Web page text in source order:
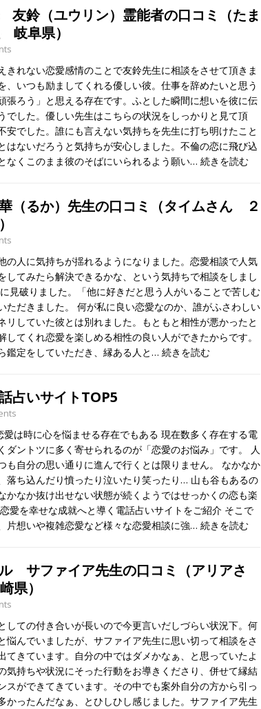
鈴（ユウリン）霊能者の口コミ（たま
阜県）
れない恋愛感情のことで友鈴先生に相談をさせて頂きま
、いつも励ましてくれる優しい彼。仕事を辞めたいと思う
張ろう」と思える存在です。ふとした瞬間に想いを彼に伝
でした。優しい先生はこちらの状況をしっかりと見て頂
安でした。誰にも言えない気持ちを先生に打ち明けたこと
はないだろうと気持ちが安心しました。不倫の恋に飛び込
なくこのまま彼のそばにいられるよう願い… 続きを読む
（るか）先生の口コミ（タイムさん ２
の人に気持ちが揺れるようになりました。恋愛相談で人気
してみたら解決できるかな、という気持ちで相談をしまし
見破りました。「他に好きだと思う人がいることで苦しむ
ただきました。 何が私に良い恋愛なのか、誰がふさわしい
していた彼とは別れました。もともと相性が悪かったと
てくれ恋愛を楽しめる相性の良い人ができたからです。
鑑定をしていただき、縁ある人と… 続きを読む
占いサイトTOP5
愛は時に心を悩ませる存在でもある 現在数多く存在する電
ダントツに多く寄せられるのが「恋愛のお悩み」です。 人
も自分の思い通りに進んで行くとは限りません。 なかなか
落ち込んだり憤ったり泣いたり笑ったり… 山も谷もあるの
かなか抜け出せない状態が続くようではせっかくの恋も楽
愛を幸せな成就へと導く電話占いサイトをご紹介 そこで
片想いや複雑恋愛など様々な恋愛相談に強… 続きを読む
サファイア先生の口コミ（アリアさ
）
しての付き合いが長いので今更言いだしづらい状況下。何
悩んでいましたが、サファイア先生に思い切って相談をさ
きています。自分の中ではダメかなぁ、と思っていたよ
気持ちや状況にそった行動をお導きくださり、併せて縁結
スができてきています。その中でも案外自分の方から引っ
かったんだなぁ、とひしひし感じました。サファイア先生